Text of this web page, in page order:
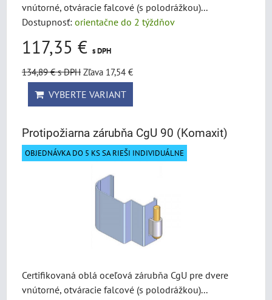
vnútorné, otváracie falcové (s polodrážkou)...
Dostupnosť: orientačne do 2 týždňov
117,35 € s DPH
134,89 €s DPH Zľava 17,54 €
VYBERTE VARIANT
Protipožiarna zárubňa CgU 90 (Komaxit)
OBJEDNÁVKA DO 5 KS SA RIEŠI INDIVIDUÁLNE
Certifikovaná oblá oceľová zárubňa CgU pre dvere
vnútorné, otváracie falcové (s polodrážkou)...